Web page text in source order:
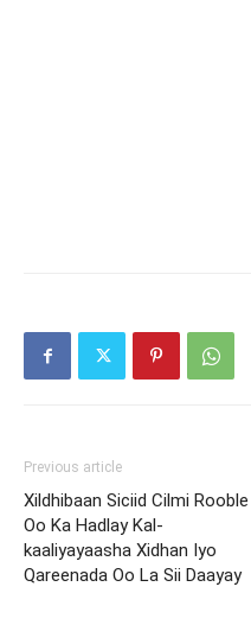
Previous article
Xildhibaan Siciid Cilmi Rooble
Oo Ka Hadlay Kal-
kaaliyayaasha Xidhan Iyo
Qareenada Oo La Sii Daayay